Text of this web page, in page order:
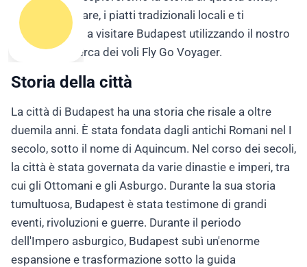
luoghi da visitare, i piatti tradizionali locali e ti
convinceremo a visitare Budapest utilizzando il nostro
motore di ricerca dei voli Fly Go Voyager.
Storia della città
La città di Budapest ha una storia che risale a oltre
duemila anni. È stata fondata dagli antichi Romani nel I
secolo, sotto il nome di Aquincum. Nel corso dei secoli,
la città è stata governata da varie dinastie e imperi, tra
cui gli Ottomani e gli Asburgo. Durante la sua storia
tumultuosa, Budapest è stata testimone di grandi
eventi, rivoluzioni e guerre. Durante il periodo
dell'Impero asburgico, Budapest subì un'enorme
espansione e trasformazione sotto la guida